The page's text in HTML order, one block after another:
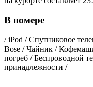
В номере
/ iPod / Спутниковое
Bose / Чайник /
погреб / Беспроводной
принадлежности /